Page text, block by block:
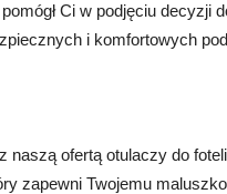
Ci w podjęciu decyzji
i komfortowych
naszą ofertą otulaczy do
zapewni Twojemu